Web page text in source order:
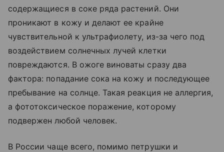
содержащиеся в соке ряда растений. Они
проникают в кожу и делают ее крайне
чувствительной к ультрафиолету, из-за чего под
воздействием солнечных лучей клетки
повреждаются. В ожоге виноваты сразу два
фактора: попадание сока на кожу и последующее
пребывание на солнце. Такая реакция не аллергия,
а фототоксическое поражение, которому
подвержен любой человек.
В России чаще всего, помимо петрушки и